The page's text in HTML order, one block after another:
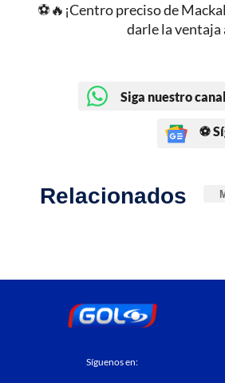
⚽🔥¡Centro preciso de
darle la
Siga nuestro
⚽
Relacionados
Síguenos en: